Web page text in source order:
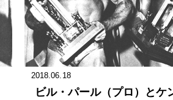
2018.06.18
ビル・パール（プロ）とケ